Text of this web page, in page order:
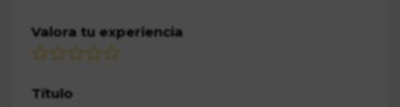
Valora tu experiencia
Título